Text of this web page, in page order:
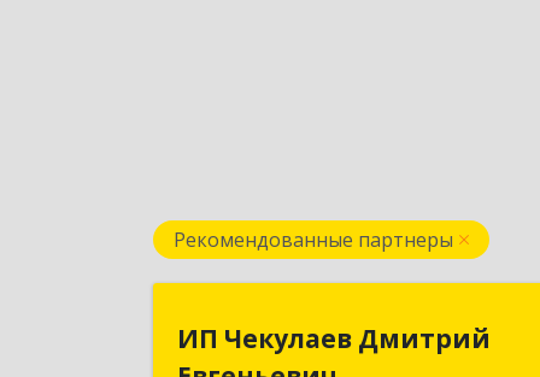
Рекомендованные партнеры
ИП Чекулаев Дмитрий
ИП Чекулаев Дмитрий
Евгеньевич